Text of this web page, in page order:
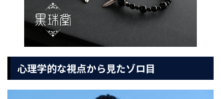
心理学的な視点から見たゾロ目